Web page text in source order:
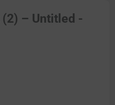
– Untitled -